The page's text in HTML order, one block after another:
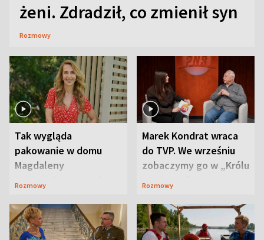
żeni. Zdradził, co zmienił syn
Rozmowy
Tak wygląda
pakowanie w domu
Magdaleny
Waligórskiej-Lisieckiej.
Rozmowy
Marek Kondrat wraca
do TVP. We wrześniu
zobaczymy go w „Królu
Maciusiu I”
Rozmowy